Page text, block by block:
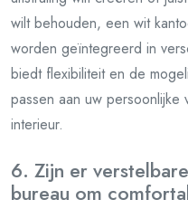
wilt behouden, een wit
worden geïntegreerd in
biedt flexibiliteit en de
passen aan uw
interieur.
6. Zijn er
bureau om